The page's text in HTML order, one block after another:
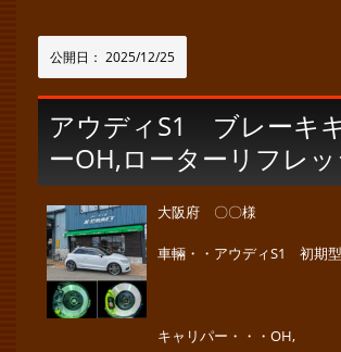
公開日： 2025/12/25
アウディS1 ブレーキ
ーOH,ローターリフレ
大阪府 〇〇様
車輛・・アウディS1 初期型
キャリパー・・・OH,